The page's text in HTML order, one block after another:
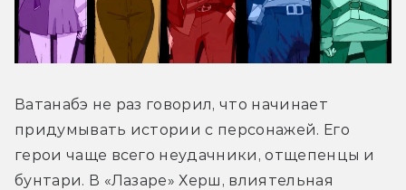
Ватанабэ не раз говорил, что начинает
придумывать истории с персонажей. Его
герои чаще всего неудачники, отщепенцы и
бунтари. В «Лазаре» Херш, влиятельная